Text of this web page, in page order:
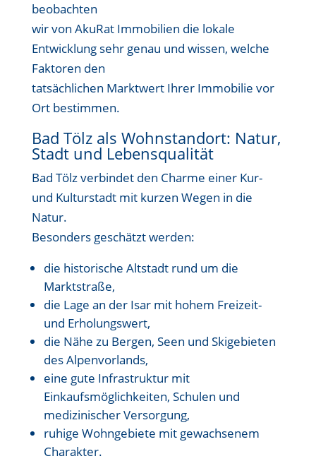
beobachten
wir von AkuRat Immobilien die lokale
Entwicklung sehr genau und wissen, welche
Faktoren den
tatsächlichen Marktwert Ihrer Immobilie vor
Ort bestimmen.
Bad Tölz als Wohnstandort: Natur,
Stadt und Lebensqualität
Bad Tölz verbindet den Charme einer Kur-
und Kulturstadt mit kurzen Wegen in die
Natur.
Besonders geschätzt werden:
die historische Altstadt rund um die
Marktstraße,
die Lage an der Isar mit hohem Freizeit-
und Erholungswert,
die Nähe zu Bergen, Seen und Skigebieten
des Alpenvorlands,
eine gute Infrastruktur mit
Einkaufsmöglichkeiten, Schulen und
medizinischer Versorgung,
ruhige Wohngebiete mit gewachsenem
Charakter.